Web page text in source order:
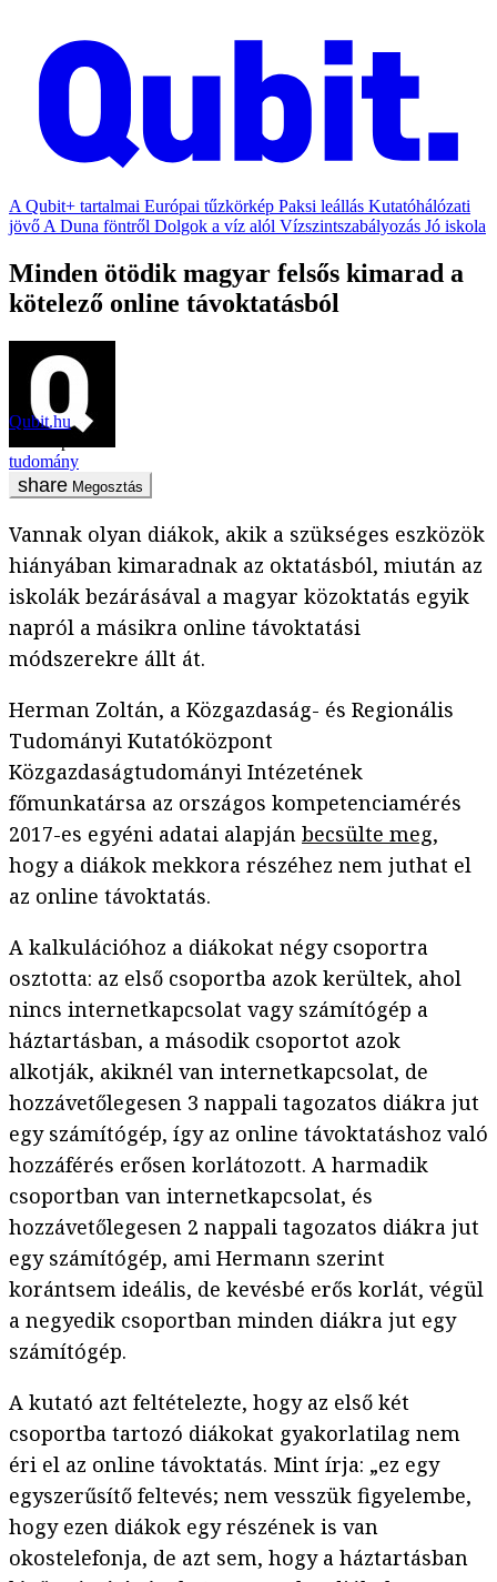
A Qubit+ tartalmai Európai tűzkörkép Paksi leállás Kutatóhálózati
jövő A Duna föntről Dolgok a víz alól Vízszintszabályozás Jó iskola
Minden ötödik magyar felsős kimarad a
kötelező online távoktatásból
Qubit.hu
tudomány
Megosztás
Vannak olyan diákok, akik a szükséges eszközök
hiányában kimaradnak az oktatásból, miután az
iskolák bezárásával a magyar közoktatás egyik
napról a másikra online távoktatási
módszerekre állt át.
Herman Zoltán, a Közgazdaság- és Regionális
Tudományi Kutatóközpont
Közgazdaságtudományi Intézetének
főmunkatársa az országos kompetenciamérés
2017-es egyéni adatai alapján becsülte meg,
hogy a diákok mekkora részéhez nem juthat el
az online távoktatás.
A kalkulációhoz a diákokat négy csoportra
osztotta: az első csoportba azok kerültek, ahol
nincs internetkapcsolat vagy számítógép a
háztartásban, a második csoportot azok
alkotják, akiknél van internetkapcsolat, de
hozzávetőlegesen 3 nappali tagozatos diákra jut
egy számítógép, így az online távoktatáshoz való
hozzáférés erősen korlátozott. A harmadik
csoportban van internetkapcsolat, és
hozzávetőlegesen 2 nappali tagozatos diákra jut
egy számítógép, ami Hermann szerint
korántsem ideális, de kevésbé erős korlát, végül
a negyedik csoportban minden diákra jut egy
számítógép.
A kutató azt feltételezte, hogy az első két
csoportba tartozó diákokat gyakorlatilag nem
éri el az online távoktatás. Mint írja: „ez egy
egyszerűsítő feltevés; nem vesszük figyelembe,
hogy ezen diákok egy részének is van
okostelefonja, de azt sem, hogy a háztartásban